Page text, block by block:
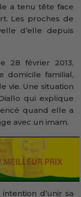
a tenu tête face
Les proches de
d’elle depuis
28 février 2013,
familial,
vie. Une situation
qui explique
quand elle a
avec un imam.
d’unir sa